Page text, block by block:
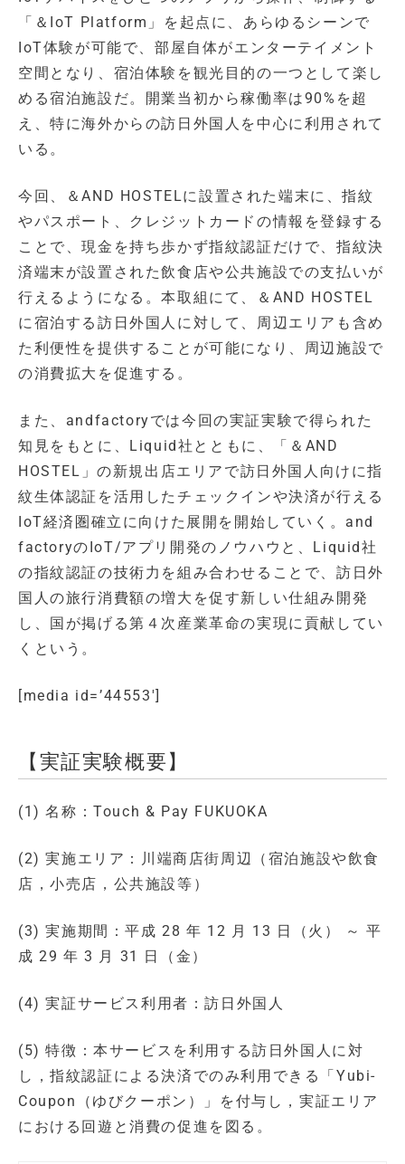
「＆IoT Platform」を起点に、あらゆるシーンで
IoT体験が可能で、部屋自体がエンターテイメント
空間となり、宿泊体験を観光目的の一つとして楽し
める宿泊施設だ。開業当初から稼働率は90%を超
え、特に海外からの訪日外国人を中心に利用されて
いる。
今回、＆AND HOSTELに設置された端末に、指紋
やパスポート、クレジットカードの情報を登録する
ことで、現金を持ち歩かず指紋認証だけで、指紋決
済端末が設置された飲食店や公共施設での支払いが
行えるようになる。本取組にて、＆AND HOSTEL
に宿泊する訪日外国人に対して、周辺エリアも含め
た利便性を提供することが可能になり、周辺施設で
の消費拡大を促進する。
また、andfactoryでは今回の実証実験で得られた
知見をもとに、Liquid社とともに、「＆AND
HOSTEL」の新規出店エリアで訪日外国人向けに指
紋生体認証を活用したチェックインや決済が行える
IoT経済圏確立に向けた展開を開始していく。and
factoryのIoT/アプリ開発のノウハウと、Liquid社
の指紋認証の技術力を組み合わせることで、訪日外
国人の旅行消費額の増大を促す新しい仕組み開発
し、国が掲げる第４次産業革命の実現に貢献してい
くという。
[media id=’44553′]
【実証実験概要】
(1) 名称：Touch & Pay FUKUOKA
(2) 実施エリア：川端商店街周辺（宿泊施設や飲食
店，小売店，公共施設等）
(3) 実施期間：平成 28 年 12 月 13 日（火） ～ 平
成 29 年 3 月 31 日（金）
(4) 実証サービス利用者：訪日外国人
(5) 特徴：本サービスを利用する訪日外国人に対
し，指紋認証による決済でのみ利用できる「Yubi-
Coupon（ゆびクーポン）」を付与し，実証エリア
における回遊と消費の促進を図る。